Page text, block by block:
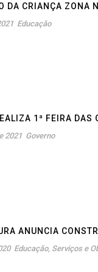
DA CRIANÇA ZONA
Educação
1ª FEIRA DAS
2021 Governo
ANUNCIA
Educação, Serviços e